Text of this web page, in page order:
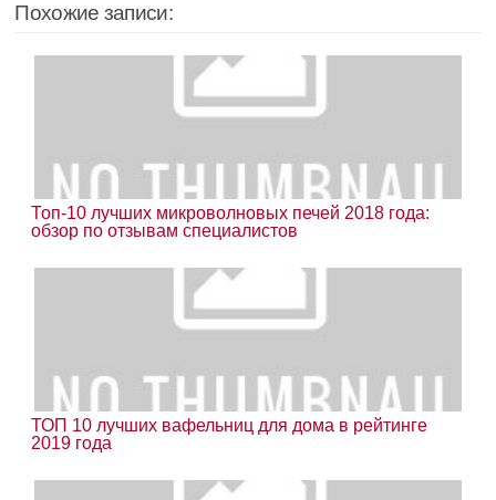
Похожие записи:
Топ-10 лучших микроволновых печей 2018 года:
обзор по отзывам специалистов
ТОП 10 лучших вафельниц для дома в рейтинге
2019 года